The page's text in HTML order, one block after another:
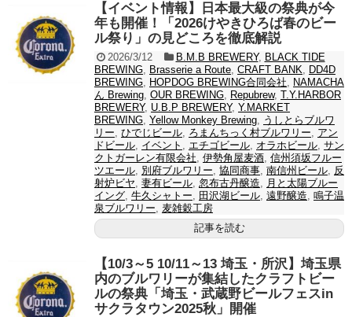
【イベント情報】日本最大級の祭典が今
年も開催！「2026けやきひろば春のビー
ル祭り」の見どころを徹底解説
2026/3/12 B.M.B BREWERY, BLACK TIDE
BREWING, Brasserie a Route, CRAFT BANK, DD4D
BREWING, HOPDOG BREWING合同会社, NAMACHA
ん Brewing, OUR BREWING, Repubrew, T.Y.HARBOR
BREWERY, U.B.P BREWERY, Y.MARKET
BREWING, Yellow Monkey Brewing, うしとらブルワ
リー, ひでじビール, ろまんちっく村ブルワリー, アン
ドビール, イベント , エチゴビール, オラホビール, サン
クトガーレン有限会社, 伊勢角屋麦酒, 信州須坂フルー
ツエール, 別府ブルワリー, 協同商事, 南信州ビール, 反
射炉ビヤ, 妻有ビール, 忽布古丹醸造, 月と太陽ブルー
イング, 牛久シャトー, 田沢湖ビール, 遠野醸造, 鳴子温
泉ブルワリー, 麦雑穀工房
記事を読む
【10/3～5 10/11～13 埼玉・所沢】埼玉県
内のブルワリーが集結したクラフトビー
ルの祭典「埼玉・武蔵野ビールフェスin
サクラタウン2025秋」開催